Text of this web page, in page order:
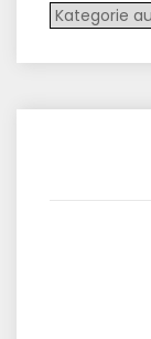
Archiv